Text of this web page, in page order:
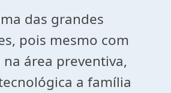
das grandes
pois mesmo com
área preventiva,
a família